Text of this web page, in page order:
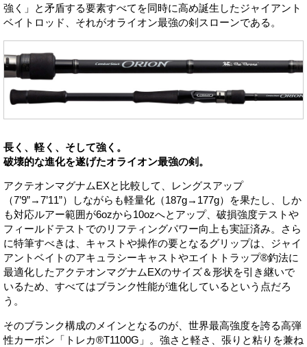
強く」と矛盾する要素すべてを同時に高め誕生したジャイアント
ベイトロッド、それがオライオン最強の剣スローンである。
長く、軽く、そして強く。
破壊的な進化を遂げたオライオン最強の剣。
アクテオンマグナムEXと比較して、レングスアップ
（7’9”→7’11”）しながらも軽量化（187g→177g）を果たし、しか
も対応ルアー範囲が6ozから10ozへとアップ、破損強度テストや
フィールドテストでのリフティングパワー向上も実証済み。さら
に特筆すべきは、キャストや操作の要となるグリップは、ジャイ
アントベイトのアキュラシーキャストやエイトトラップ®釣法に
最適化したアクテオンマグナムEXのサイズ＆形状を引き継いで
いるため、すべてはブランク性能が進化しているという点だろ
う。
そのブランク構成のメインとなるのが、世界最高強度を誇る高弾
性カーボン「トレカ®T1100G」。強さと軽さ、張りと粘りを兼ね